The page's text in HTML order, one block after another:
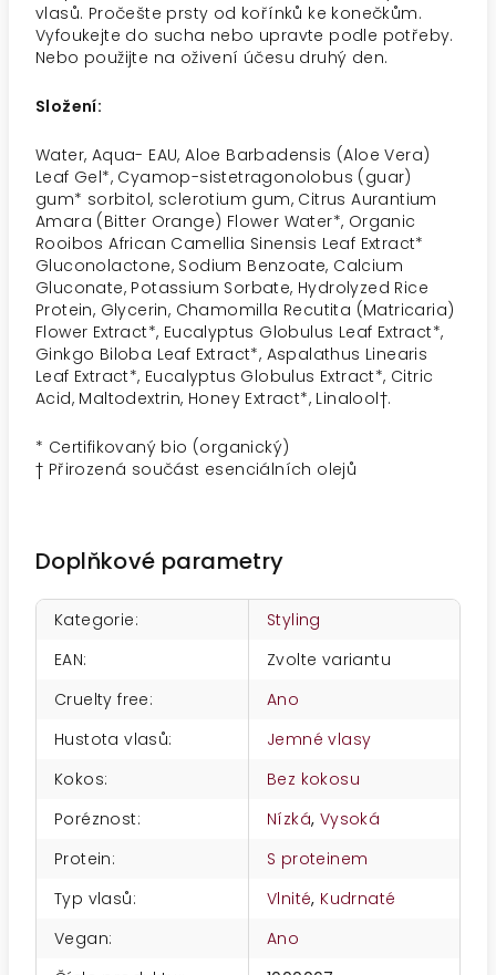
vlasů. Pročešte prsty od kořínků ke konečkům.
Vyfoukejte do sucha nebo upravte podle potřeby.
Nebo použijte na oživení účesu druhý den.
Složení:
Water, Aqua- EAU, Aloe Barbadensis (Aloe Vera)
Leaf Gel*, Cyamop-sistetragonolobus (guar)
gum* sorbitol, sclerotium gum, Citrus Aurantium
Amara (Bitter Orange) Flower Water*, Organic
Rooibos African Camellia Sinensis Leaf Extract*
Gluconolactone, Sodium Benzoate, Calcium
Gluconate, Potassium Sorbate, Hydrolyzed Rice
Protein, Glycerin, Chamomilla Recutita (Matricaria)
Flower Extract*, Eucalyptus Globulus Leaf Extract*,
Ginkgo Biloba Leaf Extract*, Aspalathus Linearis
Leaf Extract*, Eucalyptus Globulus Extract*, Citric
Acid, Maltodextrin, Honey Extract*, Linalool†.
* Certifikovaný bio (organický)
† Přirozená součást esenciálních olejů
Doplňkové parametry
Kategorie:
Styling
EAN:
Zvolte variantu
Cruelty free:
Ano
Hustota vlasů:
Jemné vlasy
Kokos:
Bez kokosu
Poréznost: Nízká, Vysoká
Protein:
S proteinem
Typ vlasů: Vlnité, Kudrnaté
Vegan:
Ano